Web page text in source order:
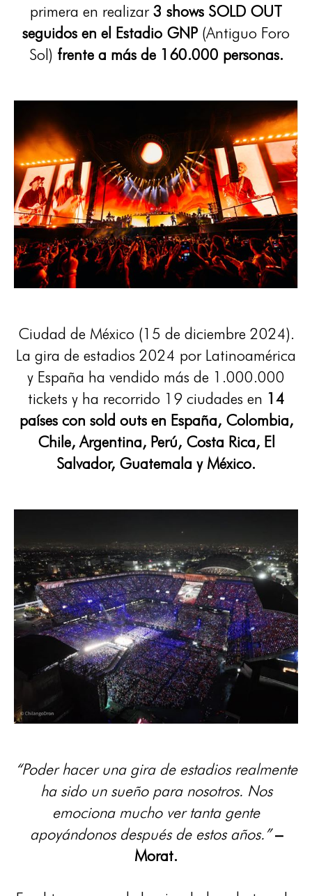
primera en realizar3 shows SOLD OUT
seguidos en el Estadio GNP (Antiguo Foro
Sol) frente a más de 160.000 personas.
Ciudad de México (15 de diciembre 2024).
La gira de estadios 2024 por Latinoamérica
y España ha vendido más de 1.000.000
tickets y ha recorrido 19 ciudades en 14
países con sold outs en España, Colombia,
Chile, Argentina, Perú, Costa Rica, El
Salvador, Guatemala y México.
“Poder hacer una gira de estadios realmente
ha sido un sueño para nosotros. Nos
emociona mucho ver tanta gente
apoyándonos después de estos años.”–
Morat.